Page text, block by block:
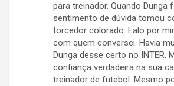
para treinador. Quando Dunga
sentimento de dúvida tomou
torcedor colorado. Falo por
com quem conversei. Havia
Dunga desse certo no INTER.
confiança verdadeira na sua
treinador de futebol. Mesmo